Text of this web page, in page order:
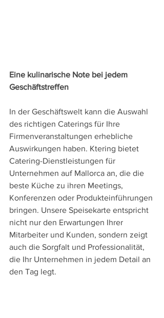
Eine kulinarische Note bei jedem
Geschäftstreffen
In der Geschäftswelt kann die Auswahl
des richtigen Caterings für Ihre
Firmenveranstaltungen erhebliche
Auswirkungen haben. Ktering bietet
Catering-Dienstleistungen für
Unternehmen auf Mallorca an, die die
beste Küche zu ihren Meetings,
Konferenzen oder Produkteinführungen
bringen. Unsere Speisekarte entspricht
nicht nur den Erwartungen Ihrer
Mitarbeiter und Kunden, sondern zeigt
auch die Sorgfalt und Professionalität,
die Ihr Unternehmen in jedem Detail an
den Tag legt.